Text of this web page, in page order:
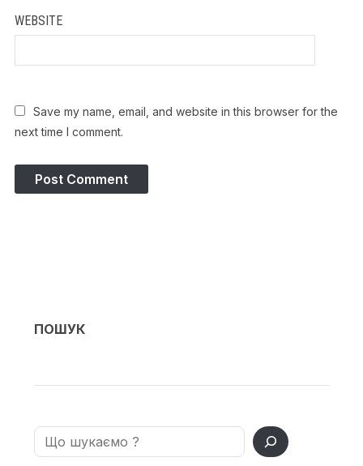
WEBSITE
Save my name, email, and website in this browser for the
next time I comment.
ПОШУК
Search